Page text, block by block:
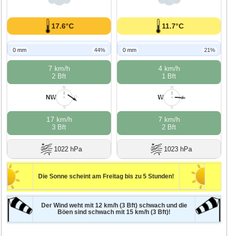
17.6°C
0 mm 44%
7 km/h
2 Bft
N
O
S
W
NW
17 km/h
3 Bft
1022 hPa
11.7°C
0 mm 21%
4 km/h
1 Bft
N
O
S
W
W
7 km/h
2 Bft
1023 hPa
Die Sonne scheint am Freitag bis zu 5 Stunden!
Der Wind weht mit 12 km/h (3 Bft) schwach und die
Böen sind schwach mit 15 km/h (3 Bft)!